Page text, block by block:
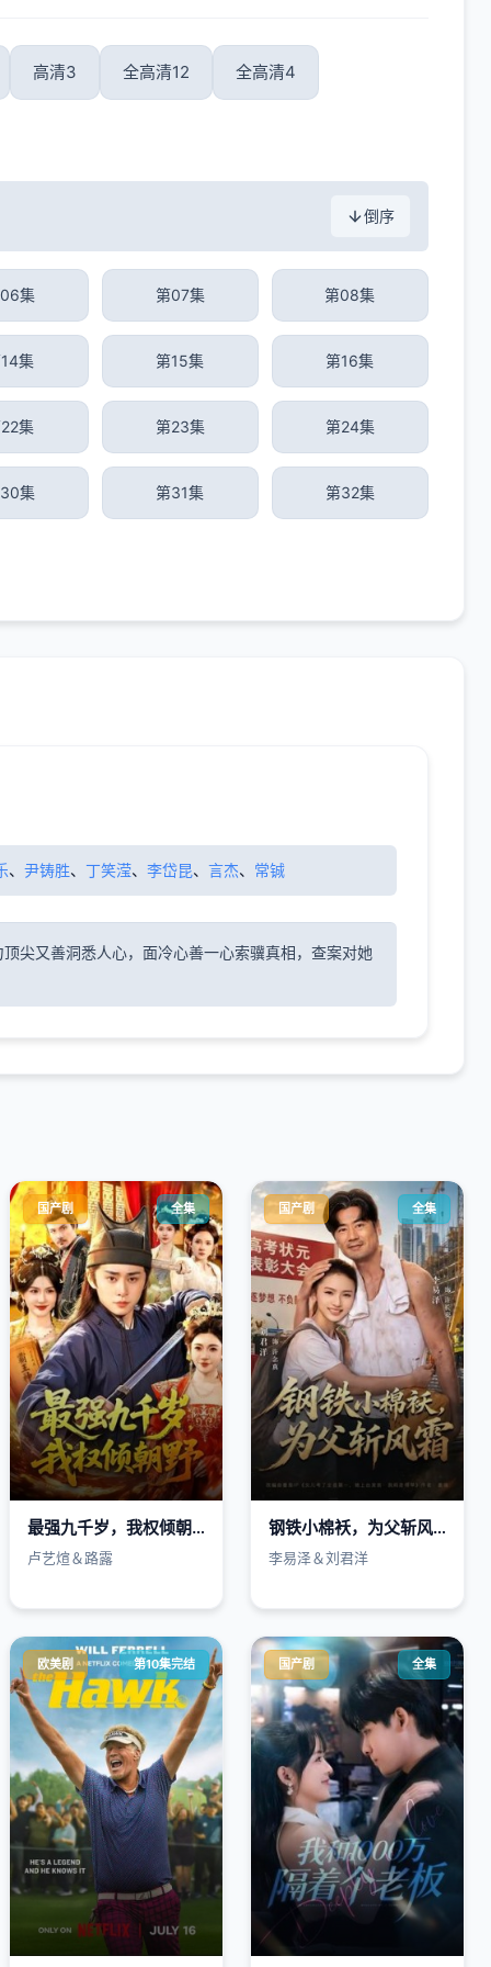
高清3 全高清12 全高清4
倒序
集 第07集 第08集
集 第15集 第16集
集 第23集 第24集
集 第31集 第32集
、 尹铸胜、 丁笑滢、 李岱昆、 言杰、 常铖
尖又善洞悉人心，面冷心善一心索骥真相，查案对她
国产剧 全集
最强九千岁，我权倾朝野
卢艺煊＆路露
国产剧 全集
钢铁小棉袄，为父斩风霜
李易泽＆刘君洋
欧美剧 第10集完结 国产剧 全集